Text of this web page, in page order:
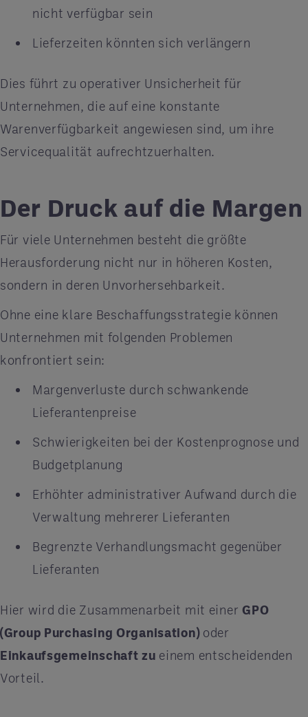
nicht verfügbar sein
Lieferzeiten könnten sich verlängern
Dies führt zu operativer Unsicherheit für
Unternehmen, die auf eine konstante
Warenverfügbarkeit angewiesen sind, um ihre
Servicequalität aufrechtzuerhalten.
Der Druck auf die Margen
Für viele Unternehmen besteht die größte
Herausforderung nicht nur in höheren Kosten,
sondern in deren Unvorhersehbarkeit.
Ohne eine klare Beschaffungsstrategie können
Unternehmen mit folgenden Problemen
konfrontiert sein:
Margenverluste durch schwankende
Lieferantenpreise
Schwierigkeiten bei der Kostenprognose und
Budgetplanung
Erhöhter administrativer Aufwand durch die
Verwaltung mehrerer Lieferanten
Begrenzte Verhandlungsmacht gegenüber
Lieferanten
Hier wird die Zusammenarbeit mit einerGPO
(Group Purchasing Organisation)oder
Einkaufsgemeinschaft zu einem entscheidenden
Vorteil.